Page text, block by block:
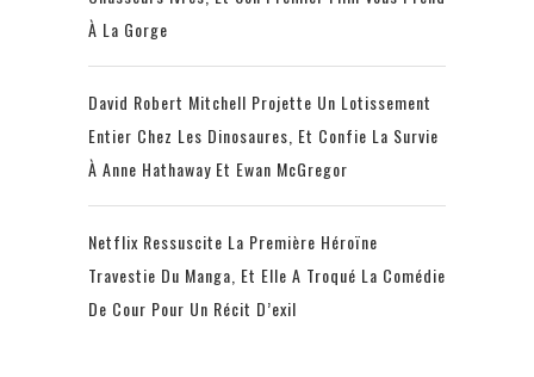
À La Gorge
David Robert Mitchell Projette Un Lotissement
Entier Chez Les Dinosaures, Et Confie La Survie
À Anne Hathaway Et Ewan McGregor
Netflix Ressuscite La Première Héroïne
Travestie Du Manga, Et Elle A Troqué La Comédie
De Cour Pour Un Récit D’exil